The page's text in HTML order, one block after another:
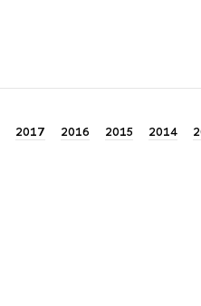
2017 2016 2015 2014